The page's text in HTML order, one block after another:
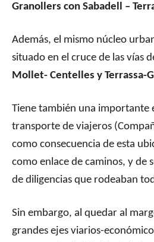
Granollers con Sabadell –
Además, el mismo núcleo
situado en el cruce de las vías
Mollet- Centelles y Terrassa-
Tiene también una importante
transporte de viajeros
como consecuencia de esta
como enlace de caminos, y de
de diligencias que rodeaban
Sin embargo, al quedar al
grandes ejes viarios-